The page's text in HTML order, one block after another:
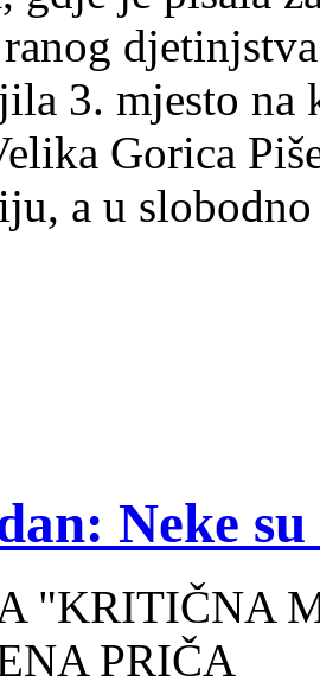
3. mjesto na
Gorica
a u
Neke
"KRITIČNA
PRIČA